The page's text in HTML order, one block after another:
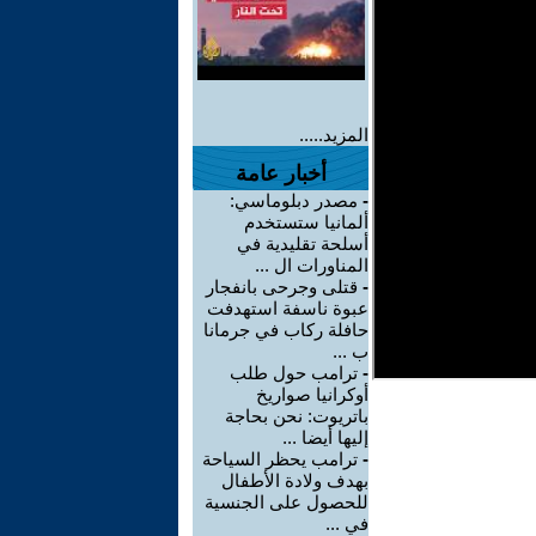
المزيد.....
أخبار عامة
- مصدر دبلوماسي:
ألمانيا ستستخدم
أسلحة تقليدية في
المناورات ال ...
- قتلى وجرحى بانفجار
عبوة ناسفة استهدفت
حافلة ركاب في جرمانا
ب ...
- ترامب حول طلب
أوكرانيا صواريخ
باتريوت: نحن بحاجة
إليها أيضا ...
- ترامب يحظر السياحة
بهدف ولادة الأطفال
للحصول على الجنسية
في ...